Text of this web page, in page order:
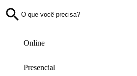
Online
Presencial